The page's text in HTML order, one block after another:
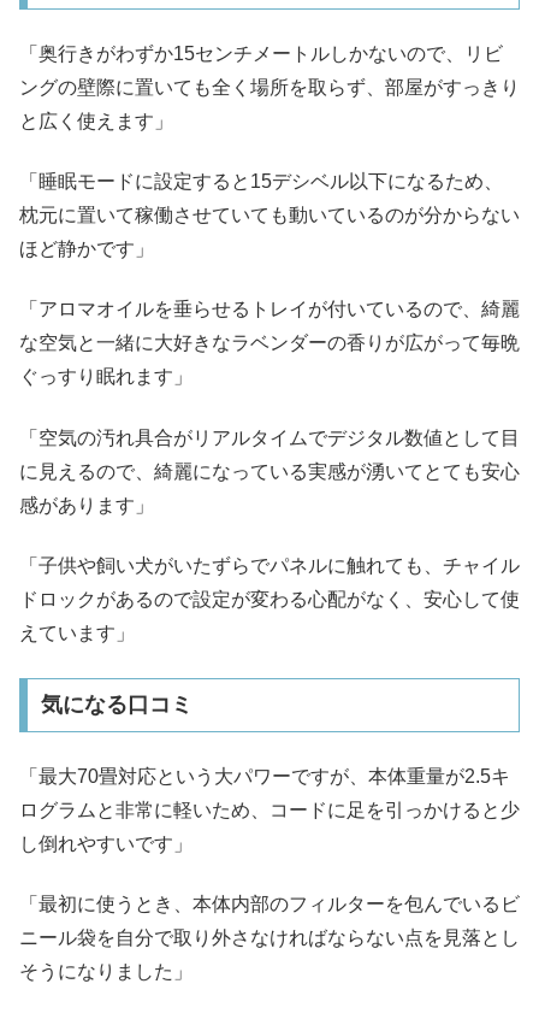
「奥行きがわずか15センチメートルしかないので、リビ
ングの壁際に置いても全く場所を取らず、部屋がすっきり
と広く使えます」
「睡眠モードに設定すると15デシベル以下になるため、
枕元に置いて稼働させていても動いているのが分からない
ほど静かです」
「アロマオイルを垂らせるトレイが付いているので、綺麗
な空気と一緒に大好きなラベンダーの香りが広がって毎晩
ぐっすり眠れます」
「空気の汚れ具合がリアルタイムでデジタル数値として目
に見えるので、綺麗になっている実感が湧いてとても安心
感があります」
「子供や飼い犬がいたずらでパネルに触れても、チャイル
ドロックがあるので設定が変わる心配がなく、安心して使
えています」
気になる口コミ
「最大70畳対応という大パワーですが、本体重量が2.5キ
ログラムと非常に軽いため、コードに足を引っかけると少
し倒れやすいです」
「最初に使うとき、本体内部のフィルターを包んでいるビ
ニール袋を自分で取り外さなければならない点を見落とし
そうになりました」